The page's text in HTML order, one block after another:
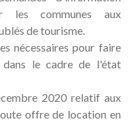
les communes aux
de tourisme.
nécessaires pour faire
le cadre de l'état
2020 relatif aux
offre de location en